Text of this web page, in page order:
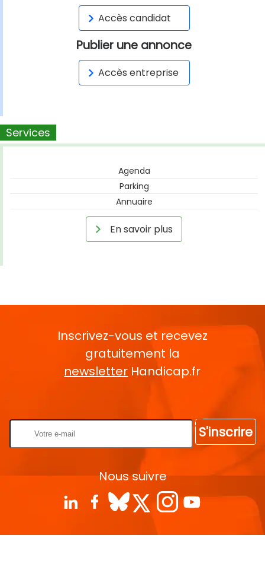
Accès candidat
Publier une annonce
Accès entreprise
Services
Agenda
Parking
Annuaire
En savoir plus
Inscrivez-vous et recevez
gratuitement la
newsletter Handicap.fr
S'inscrire
Nous suivre